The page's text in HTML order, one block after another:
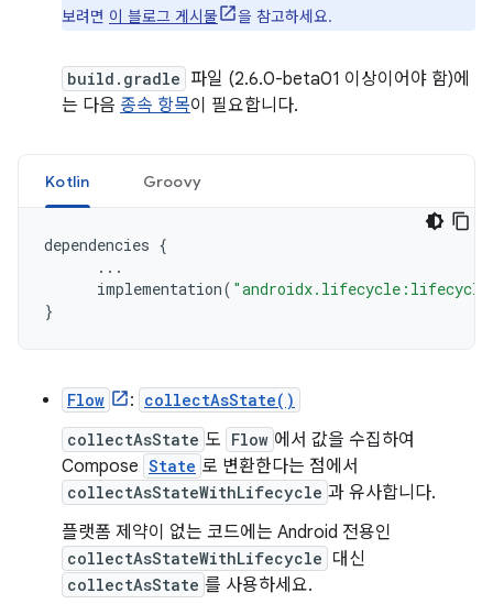
보려면 이 블로그 게시물 을 참고하세요.
build.gradle 파일 (2.6.0-beta01 이상이어야 함)에
는 다음 종속 항목이 필요합니다.
Kotlin Groovy
dependencies {
...
implementation( "androidx.lifecycle:lifecycle-
}
Flow : collectAsState()
collectAsState 도 Flow 에서 값을 수집하여
Compose State 로 변환한다는 점에서
collectAsStateWithLifecycle 과 유사합니다.
플랫폼 제약이 없는 코드에는 Android 전용인
collectAsStateWithLifecycle 대신
collectAsState 를 사용하세요.